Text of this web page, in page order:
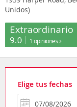
Unidos)
Extraordinario
9.0 1 opiniones
Elige tus fechas